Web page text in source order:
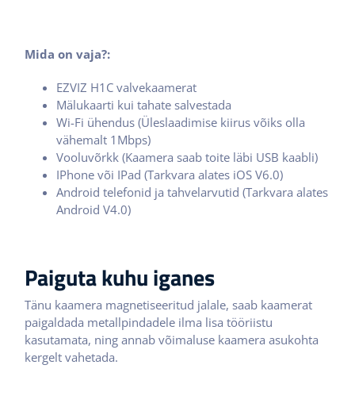
Mida on vaja?:
EZVIZ H1C valvekaamerat
Mälukaarti kui tahate salvestada
Wi-Fi ühendus (Üleslaadimise kiirus võiks olla
vähemalt 1Mbps)
Vooluvõrkk (Kaamera saab toite läbi USB kaabli)
IPhone või IPad (Tarkvara alates iOS V6.0)
Android telefonid ja tahvelarvutid (Tarkvara alates
Android V4.0)
Paiguta kuhu iganes
Tänu kaamera magnetiseeritud jalale, saab kaamerat
paigaldada metallpindadele ilma lisa tööriistu
kasutamata, ning annab võimaluse kaamera asukohta
kergelt vahetada.